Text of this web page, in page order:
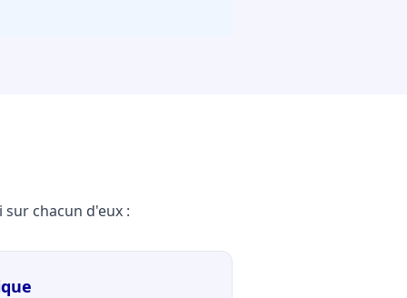
chacun d'eux :